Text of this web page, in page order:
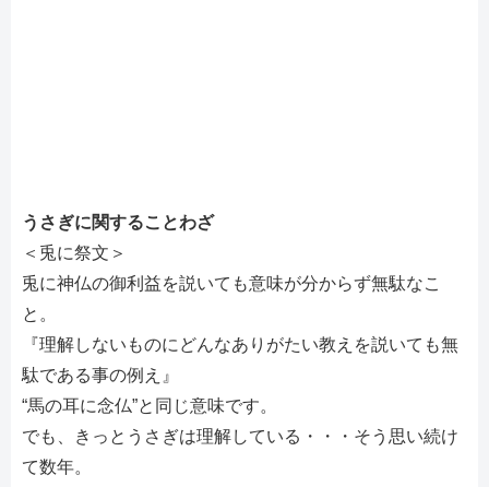
うさぎに関することわざ
＜兎に祭文＞
兎に神仏の御利益を説いても意味が分からず無駄なこ
と。
『理解しないものにどんなありがたい教えを説いても無
駄である事の例え』
“馬の耳に念仏”と同じ意味です。
でも、きっとうさぎは理解している・・・そう思い続け
て数年。